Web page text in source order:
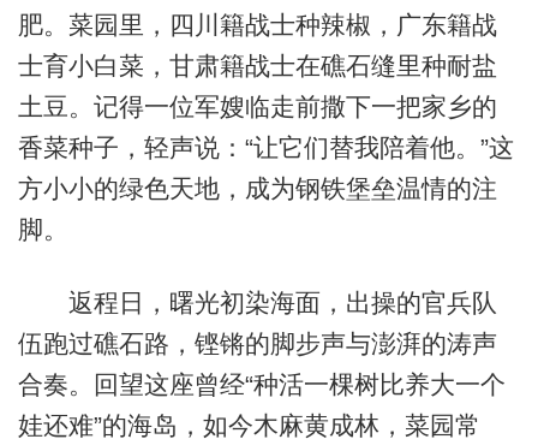
肥。菜园里，四川籍战士种辣椒，广东籍战
士育小白菜，甘肃籍战士在礁石缝里种耐盐
土豆。记得一位军嫂临走前撒下一把家乡的
香菜种子，轻声说：“让它们替我陪着他。”这
方小小的绿色天地，成为钢铁堡垒温情的注
脚。
返程日，曙光初染海面，出操的官兵队
伍跑过礁石路，铿锵的脚步声与澎湃的涛声
合奏。回望这座曾经“种活一棵树比养大一个
娃还难”的海岛，如今木麻黄成林，菜园常